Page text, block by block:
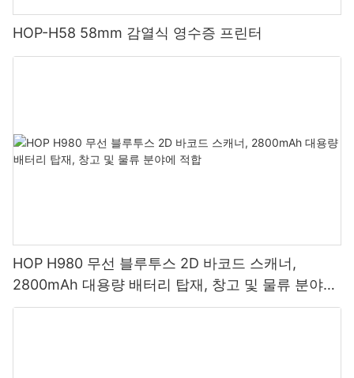
HOP-H58 58mm 감열식 영수증 프린터
HOP H980 무선 블루투스 2D 바코드 스캐너,
2800mAh 대용량 배터리 탑재, 창고 및 물류 분야에
적합